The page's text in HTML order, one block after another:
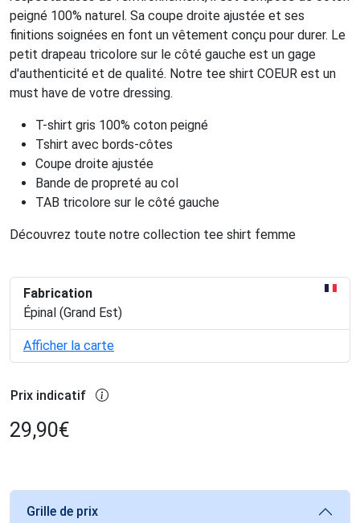
peigné 100% naturel. Sa coupe droite ajustée et ses
finitions soignées en font un vêtement conçu pour durer. Le
petit drapeau tricolore sur le côté gauche est un gage
d'authenticité et de qualité. Notre tee shirt COEUR est un
must have de votre dressing.
T-shirt gris 100% coton peigné
Tshirt avec bords-côtes
Coupe droite ajustée
Bande de propreté au col
TAB tricolore sur le côté gauche
Découvrez toute notre collection tee shirt femme
Fabrication
Épinal (Grand Est)
Afficher la carte
Prix indicatif
29,90€
Grille de prix